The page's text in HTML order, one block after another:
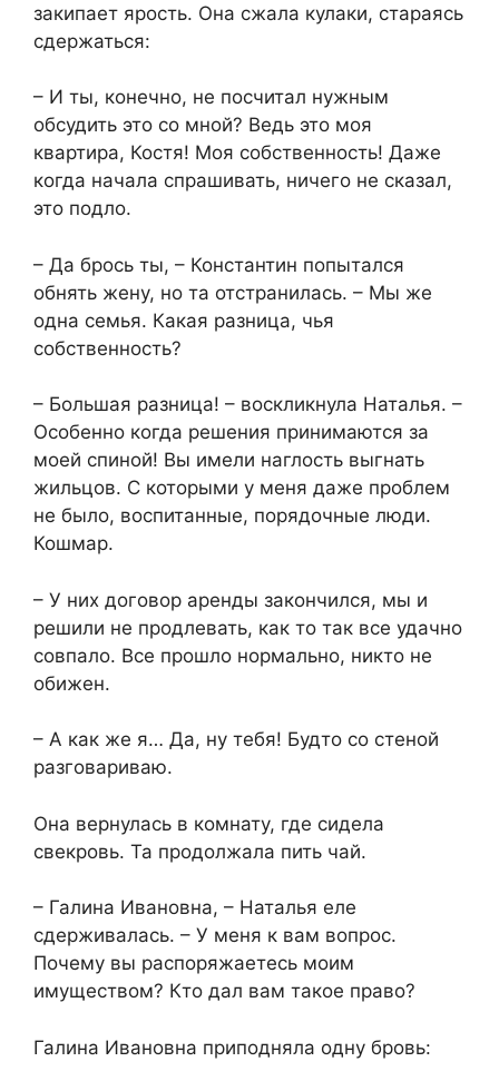
закипает ярость. Она сжала кулаки, стараясь
сдержаться:​
​– И ты, конечно, не посчитал нужным
обсудить это со мной? Ведь это моя
квартира, Костя! Моя собственность! Даже
когда начала спрашивать, ничего не сказал,
это подло.​
​– Да брось ты, – Константин попытался
обнять жену, но та отстранилась. – Мы же
одна семья. Какая разница, чья
собственность?​
​– Большая разница! – воскликнула Наталья. –
Особенно когда решения принимаются за
моей спиной! Вы имели наглость выгнать
жильцов. С которыми у меня даже проблем
не было, воспитанные, порядочные люди.
Кошмар.​
​– У них договор аренды закончился, мы и
решили не продлевать, как то так все удачно
совпало. Все прошло нормально, никто не
обижен.​
​– А как же я… Да, ну тебя! Будто со стеной
разговариваю.​
​Она вернулась в комнату, где сидела
свекровь. Та продолжала пить чай.​
​– Галина Ивановна, – Наталья еле
сдерживалась. – У меня к вам вопрос.
Почему вы распоряжаетесь моим
имуществом? Кто дал вам такое право?​
​Галина Ивановна приподняла одну бровь:​